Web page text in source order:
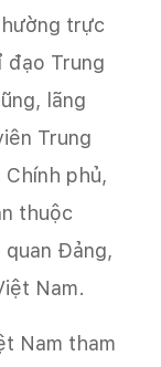
trực
đạo Trung
lãng
Trung
phủ,
thuộc
quan Đảng,
Nam.
Nam tham